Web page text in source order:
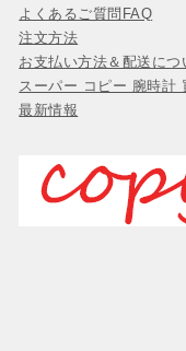
よくあるご質問FAQ
注文方法
お支払い方法＆配送につ
スーパー コピー 腕時計
最新情報